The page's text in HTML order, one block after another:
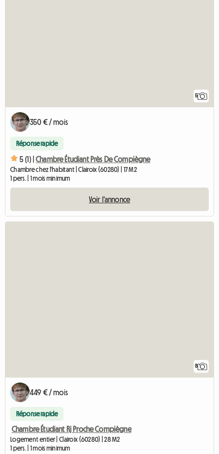
5
350 € / mois
Réponse rapide
5 (1) | Chambre Étudiant Près De Compiègne
Chambre chez l'habitant | Clairoix (60280) | 17 M2
1 pers. | 1 mois minimum
Voir l'annonce
8
449 € / mois
Réponse rapide
Chambre Étudiant Rj Proche Compiègne
Logement entier | Clairoix (60280) | 28 M2
1 pers. | 1 mois minimum